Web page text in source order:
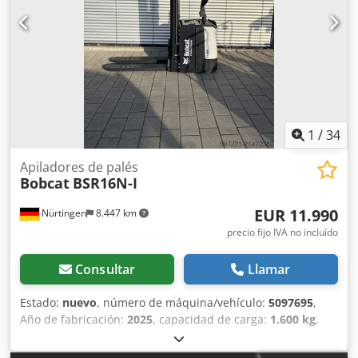
1 /34
Nürtingen 8.447 km
Apiladores de palés
Bobcat BSR16N-I
EUR 11.990
precio fijo IVA no incluído
Consultar Llamar
Estado: nuevo, número de máquina/vehículo: 5097695,
Año de fabricación: 2025, capacidad de carga: 1.600 kg,
4.620 mm, ascensor libre:
centro de carga:600 mm, tipo de combustible:eléctrico,